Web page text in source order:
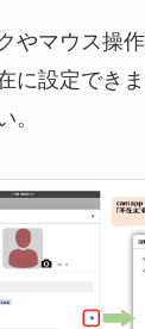
やマウス操
に設定でき
。